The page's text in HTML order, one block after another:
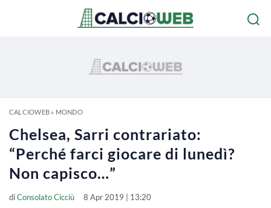
CALCIOWEB» MONDO
Chelsea, Sarri contrariato:
“Perché farci giocare di lunedì?
Non capisco…”
diConsolato Cicciù 8 Apr 2019 | 13:20